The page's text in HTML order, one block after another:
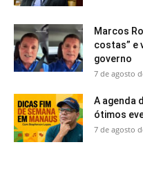
Marcos
costas” e
governo
7 de agosto
A agenda
ótimos
7 de agosto